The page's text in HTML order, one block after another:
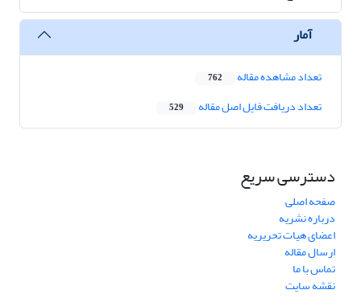
آمار
تعداد مشاهده مقاله 762
تعداد دریافت فایل اصل مقاله 529
دسترسی سریع
صفحه اصلی
درباره نشریه
اعضای هیات تحریریه
ارسال مقاله
تماس با ما
نقشه سایت